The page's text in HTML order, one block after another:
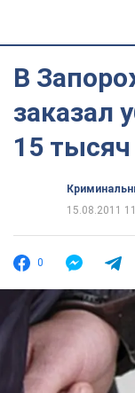
В
заказал
15 тысяч
15.08.2011
0